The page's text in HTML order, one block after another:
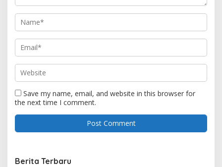
Save my name, email, and website in this browser for
the next time I comment.
Berita Terbaru